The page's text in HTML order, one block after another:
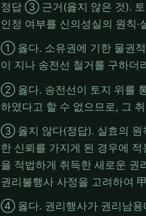
정답 ③ 근거(옳지 않은 것). 토
인정 여부를 신의성실의 원칙
① 옳다. 소유권에 기한 물권적
이 지나 송전선 철거를 구하더
② 옳다. 송전선이 토지 위를
하였다고 할 수 없으므로, 그
③ 옳지 않다(정답). 실효의 원
한 신뢰를 가지게 된 경우에
을 적법하게 취득한 새로운 권
권리불행사 사정을 고려하여
④ 옳다. 권리행사가 권리남용